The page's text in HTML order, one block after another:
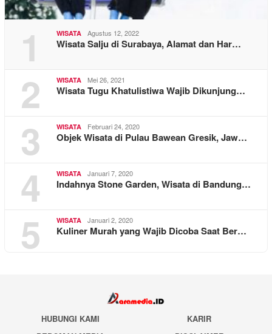
1 WISATA Agustus 12, 2022
Wisata Salju di Surabaya, Alamat dan Har…
2 WISATA Mei 26, 2021
Wisata Tugu Khatulistiwa Wajib Dikunjung…
3 WISATA Februari 24, 2020
Objek Wisata di Pulau Bawean Gresik, Jaw…
4 WISATA Januari 7, 2020
Indahnya Stone Garden, Wisata di Bandung…
5 WISATA Januari 2, 2020
Kuliner Murah yang Wajib Dicoba Saat Ber…
HUBUNGI KAMI
KARIR